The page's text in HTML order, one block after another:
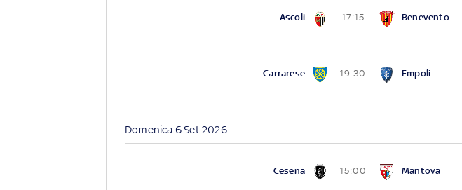
Ascoli 17:15 Benevento
Carrarese 19:30 Empoli
Domenica 6 Set 2026
Cesena 15:00 Mantova